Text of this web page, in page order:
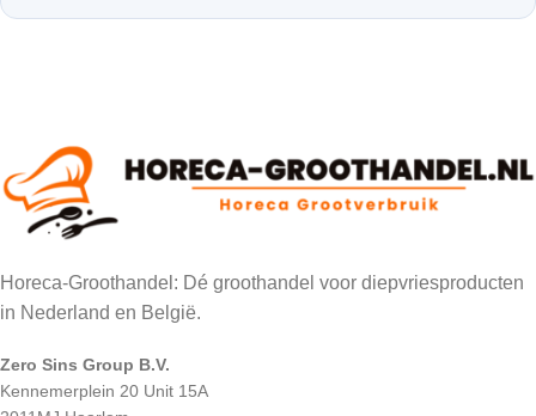
Horeca-Groothandel: Dé groothandel voor diepvriesproducten
in Nederland en België.
Zero Sins Group B.V.
Kennemerplein 20 Unit 15A